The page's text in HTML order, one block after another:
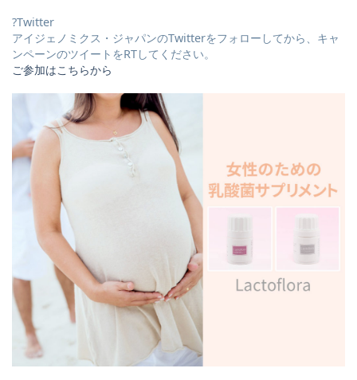
?Twitter
アイジェノミクス・ジャパンのTwitterをフォローしてから、キャ
ンペーンのツイートをRTしてください。
ご参加はこちらから